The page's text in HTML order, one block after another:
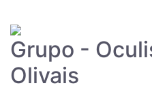
Grupo -
Olivais